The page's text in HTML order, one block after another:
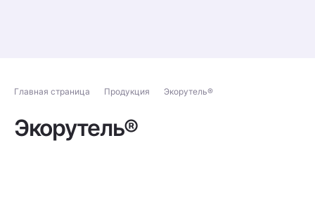
Главная страница Продукция Экорутель®
Экорутель®